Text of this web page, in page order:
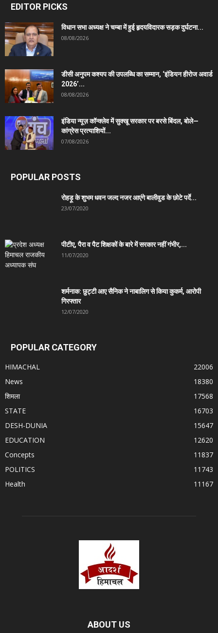
EDITOR PICKS
विधान सभा अध्यक्ष ने चम्बा में हुई हृदयविदारक सड़क दुर्घटना...
08/08/2026
डीसी अनुपम कश्यप की उपलब्धि का सम्मान, ‘इंडियन हीरोज अवार्ड
2026’...
08/08/2026
इंडिया न्यूज़ कॉन्क्लेव में सुक्खू सरकार पर बरसे बिंदल, बोले—
कांग्रेस प्रत्याशियों...
07/08/2026
POPULAR POSTS
रोहड़ू के शुभम धवन जल्द नजर आएंगे बालीवुड के छोटे पर्दे...
23/07/2020
पीटीए, पैरा व पैट शिक्षकों के बारे में सरकार नहीं गंभीर,...
11/07/2020
शर्मनाक: छुट्टी आए सैनिक ने नाबालिग से किया कुकर्म, आरोपी
गिरफ्तार
12/07/2020
POPULAR CATEGORY
HIMACHAL
22006
News
18380
शिमला
17568
STATE
16703
DESH-DUNIA
15647
EDUCATION
12620
Concepts
11837
POLITICS
11743
Health
11167
ABOUT US